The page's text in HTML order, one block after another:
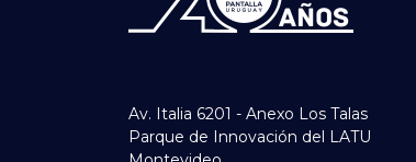
Av. Italia 6201 - Anexo Los Talas
Parque de Innovación del LATU